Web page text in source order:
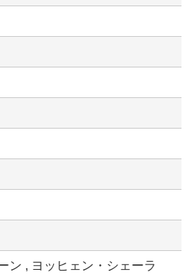
ン , ヨッヒェン・シェーラ